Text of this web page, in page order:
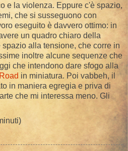
e la violenza. Eppure c'è spazio,
che si susseguono con
eseguito è davvero ottimo: in
un quadro chiaro della
alla tensione, che corre in
inoltre alcune sequenze che
che intendono dare sfogo alla
in miniatura. Poi vabbeh, il
in maniera egregia e priva di
che mi interessa meno. Gli